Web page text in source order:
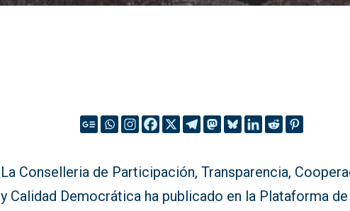
La Conselleria de Participación, Transparencia,
y Calidad Democrática ha publicado en la Plataforma de